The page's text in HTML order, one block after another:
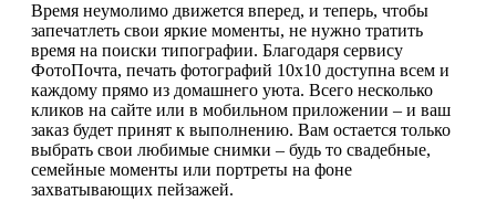
Время неумолимо движется вперед, и теперь, чтобы
запечатлеть свои яркие моменты, не нужно тратить
время на поиски типографии. Благодаря сервису
ФотоПочта, печать фотографий 10х10 доступна всем и
каждому прямо из домашнего уюта. Всего несколько
кликов на сайте или в мобильном приложении – и ваш
заказ будет принят к выполнению. Вам остается только
выбрать свои любимые снимки – будь то свадебные,
семейные моменты или портреты на фоне
захватывающих пейзажей.